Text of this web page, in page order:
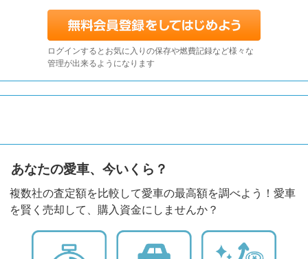
ログインするとお気に入りの保存や燃費記録など様々な
管理が出来るようになります
あなたの愛車、今いくら？
複数社の査定額を比較して愛車の最高額を調べよう！愛車
を賢く売却して、購入資金にしませんか？